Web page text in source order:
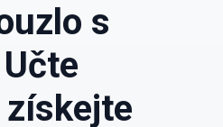
s
získejte